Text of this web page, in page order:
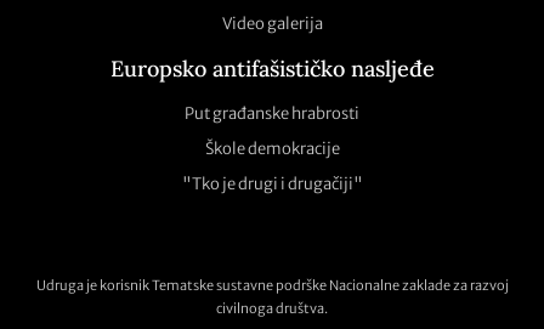
Video galerija
Europsko antifašističko nasljeđe
Put građanske hrabrosti
Škole demokracije
"Tko je drugi i drugačiji"
Udruga je korisnik Tematske sustavne podrške Nacionalne zaklade za razvoj
civilnoga društva.